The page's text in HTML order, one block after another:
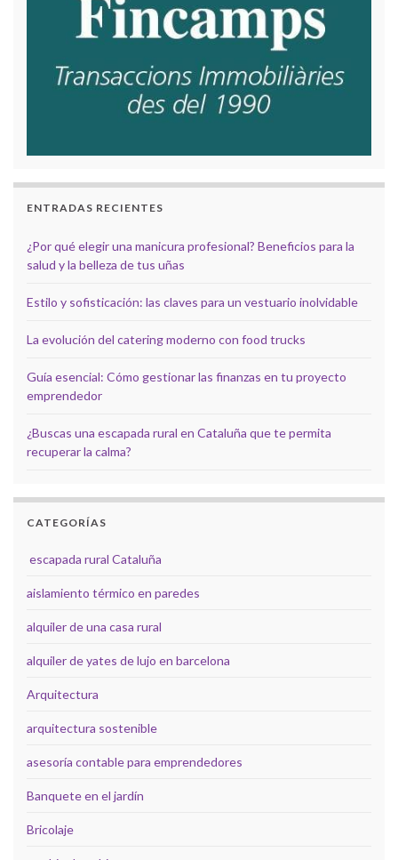
ENTRADAS RECIENTES
¿Por qué elegir una manicura profesional? Beneficios para la
salud y la belleza de tus uñas
Estilo y sofisticación: las claves para un vestuario inolvidable
La evolución del catering moderno con food trucks
Guía esencial: Cómo gestionar las finanzas en tu proyecto
emprendedor
¿Buscas una escapada rural en Cataluña que te permita
recuperar la calma?
CATEGORÍAS
escapada rural Cataluña
aislamiento térmico en paredes
alquiler de una casa rural
alquiler de yates de lujo en barcelona
Arquitectura
arquitectura sostenible
asesoría contable para emprendedores
Banquete en el jardín
Bricolaje